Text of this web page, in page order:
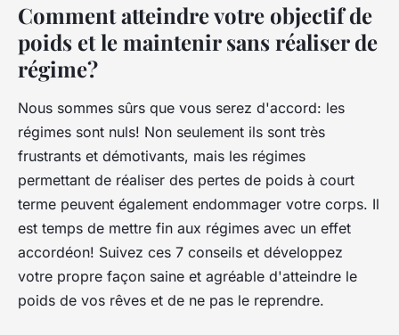
7 conseils pour une perte de
poids durable
Comment atteindre votre objectif de
poids et le maintenir sans réaliser de
régime?
Nous sommes sûrs que vous serez d'accord: les
régimes sont nuls! Non seulement ils sont très
frustrants et démotivants, mais les régimes
permettant de réaliser des pertes de poids à court
terme peuvent également endommager votre corps. Il
est temps de mettre fin aux régimes avec un effet
accordéon! Suivez ces 7 conseils et développez
votre propre façon saine et agréable d'atteindre le
poids de vos rêves et de ne pas le reprendre.